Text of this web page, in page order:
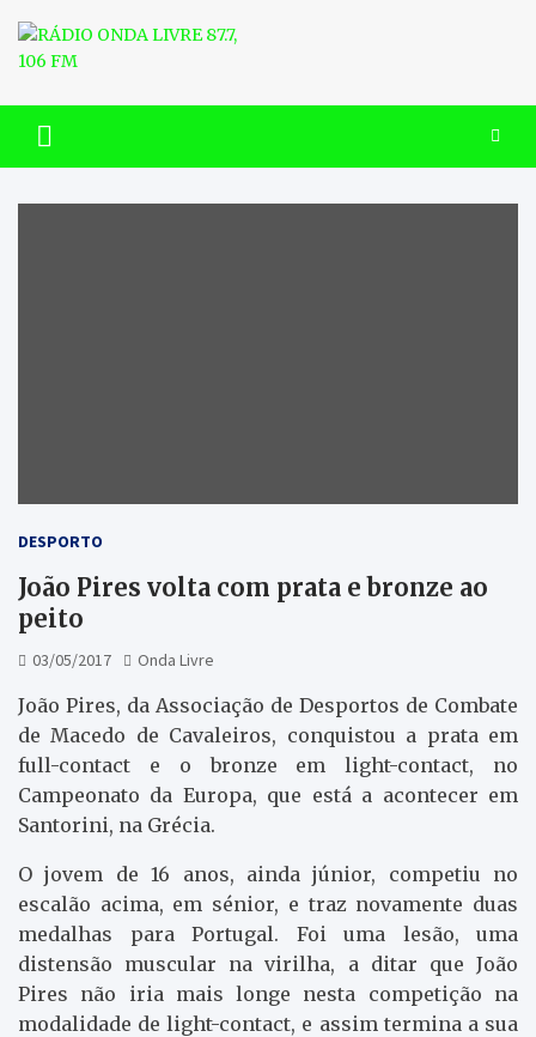
content
RÁDIO ONDA LIVRE 87.7, 106
FM
DESPORTO
João Pires volta com prata e bronze ao
peito
03/05/2017 Onda Livre
João Pires, da Associação de Desportos de Combate
de Macedo de Cavaleiros, conquistou a prata em
full-contact e o bronze em light-contact, no
Campeonato da Europa, que está a acontecer em
Santorini, na Grécia.
O jovem de 16 anos, ainda júnior, competiu no
escalão acima, em sénior, e traz novamente duas
medalhas para Portugal. Foi uma lesão, uma
distensão muscular na virilha, a ditar que João
Pires não iria mais longe nesta competição na
modalidade de light-contact, e assim termina a sua